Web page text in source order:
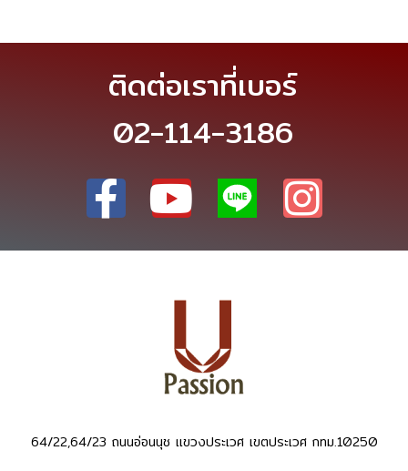
ติดต่อเราที่เบอร์
02-114-3186
64/22,64/23 ถนนอ่อนนุช แขวงประเวศ เขตประเวศ กทม.10250